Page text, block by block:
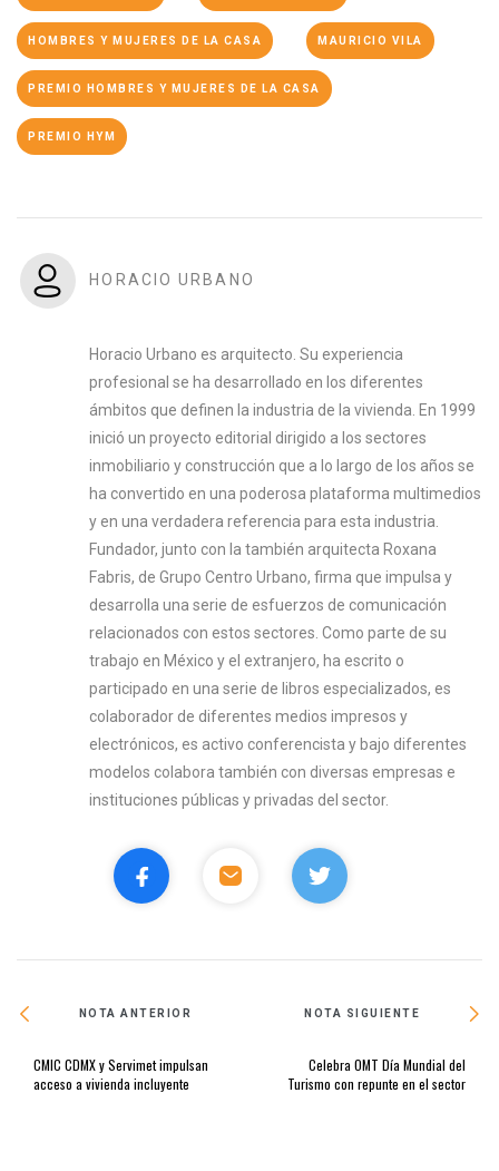
HOMBRES Y MUJERES DE LA CASA MAURICIO VILA
PREMIO HOMBRES Y MUJERES DE LA CASA
PREMIO HYM
HORACIO URBANO
Horacio Urbano es arquitecto. Su experiencia
profesional se ha desarrollado en los diferentes
ámbitos que definen la industria de la vivienda. En 1999
inició un proyecto editorial dirigido a los sectores
inmobiliario y construcción que a lo largo de los años se
ha convertido en una poderosa plataforma multimedios
y en una verdadera referencia para esta industria.
Fundador, junto con la también arquitecta Roxana
Fabris, de Grupo Centro Urbano, firma que impulsa y
desarrolla una serie de esfuerzos de comunicación
relacionados con estos sectores. Como parte de su
trabajo en México y el extranjero, ha escrito o
participado en una serie de libros especializados, es
colaborador de diferentes medios impresos y
electrónicos, es activo conferencista y bajo diferentes
modelos colabora también con diversas empresas e
instituciones públicas y privadas del sector.
NOTA ANTERIOR
CMIC CDMX y Servimet impulsan
acceso a vivienda incluyente
NOTA SIGUIENTE
Celebra OMT Día Mundial del
Turismo con repunte en el sector